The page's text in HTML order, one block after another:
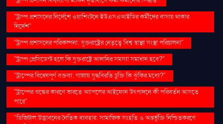
"ট্রাম্প প্রশাসনের নির্দেশে ওয়াশিংটনে ইউএসএআইডির কর্মীদের বাসায় থাকার
নির্দেশ"
"ট্রাম্প প্রশাসনের পরিকল্পনা: যুক্তরাষ্ট্রের নেতৃত্বে বিশ্ব স্বাস্থ্য সংস্থা পরিচালনা"
"ট্রাম্প প্রেসিডেন্ট হলে কি যুক্তরাষ্ট্রে আদানির সমস্যা সমাধান হবে?"
"ট্রাম্পের বিদ্বেষপূর্ণ বক্তব্য: গাজায় যুদ্ধবিরতি চুক্তি কি ঝুঁকির মধ্যে?"
"ট্রাম্পের শুল্কের কারণে ভারতে অ্যাপলের আইফোন উৎপাদনে কী পরিবর্তন আসতে
পারে"
"ডিজিটাল উদ্ভাবনের নৈতিক ব্যবহার: সামাজিক সংহতি ও অন্তর্ভুক্তি নিশ্চিতকরণে